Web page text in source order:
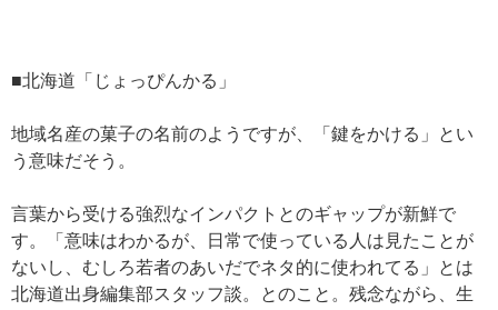
■北海道「じょっぴんかる」
地域名産の菓子の名前のようですが、「鍵をかける」とい
う意味だそう。
言葉から受ける強烈なインパクトとのギャップが新鮮で
す。「意味はわかるが、日常で使っている人は見たことが
ないし、むしろ若者のあいだでネタ的に使われてる」とは
北海道出身編集部スタッフ談。とのこと。残念ながら、生